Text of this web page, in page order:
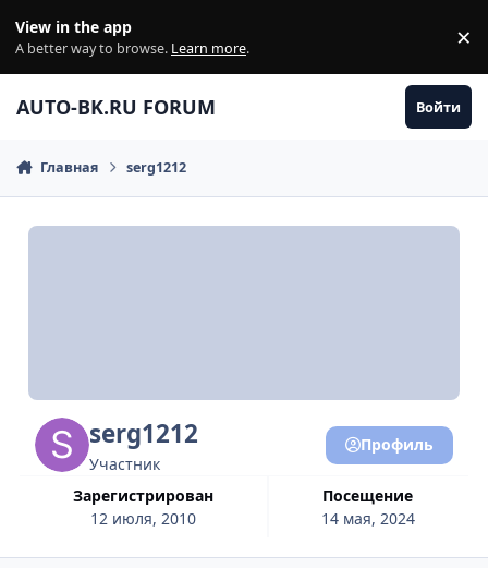
View in the app
A better way to browse. Learn more. ×
AUTO-BK.RU FORUM Войти
Главная serg1212
serg1212
Участник
Зарегистрирован
12 июля, 2010
Посещение
14 мая, 2024
Профиль